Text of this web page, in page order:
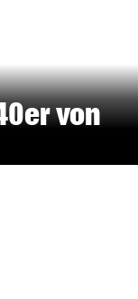
von